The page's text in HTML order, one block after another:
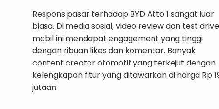
Respons pasar terhadap BYD Atto 1 sangat luar
biasa. Di media sosial, video review dan test drive
mobil ini mendapat engagement yang tinggi
dengan ribuan likes dan komentar. Banyak
content creator otomotif yang terkejut dengan
kelengkapan fitur yang ditawarkan di harga Rp
jutaan.